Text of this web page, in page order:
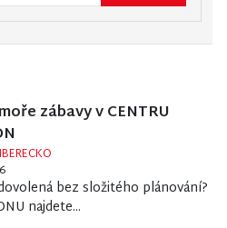
zábavy v CENTRU
bez složitého plánování?
najdete...